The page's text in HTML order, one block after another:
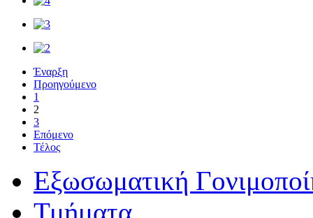
Έναρξη
Προηγούμενο
1
2
3
Επόμενο
Τέλος
Εξωσωματική
Τμήματα